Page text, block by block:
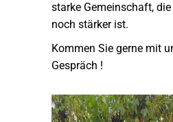
starke Gemeinschaft,
noch stärker ist.
Kommen Sie gerne mit
Gespräch !